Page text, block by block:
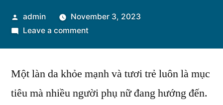
Posted
by
admin
November 3, 2023
Leave a commenton
mặt
acid
Một làn da khỏe mạnh và tươi trẻ luôn là mục
tiêu mà nhiều người phụ nữ đang hướng đến.